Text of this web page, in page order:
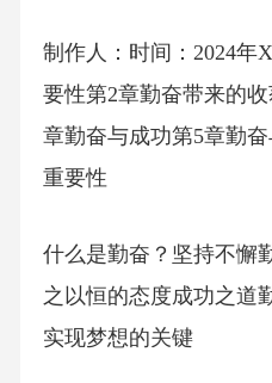
制作人：时间：2024年
要性第2章勤奋带来的
章勤奋与成功第5章勤
重要性
什么是勤奋？坚持不懈
之以恒的态度成功之道
实现梦想的关键